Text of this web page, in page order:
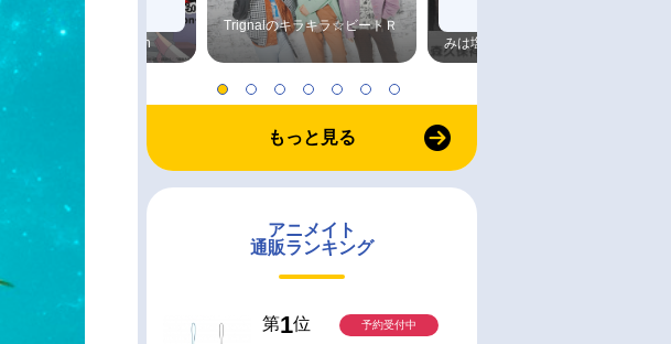
TVアニメ『戦隊大失格』
radio 大直会 2nd season
Trignalのキラキラ☆ビートＲ
みは塩だけ
もっと見る
アニメイト
通販ランキング
第1位 予約受付中